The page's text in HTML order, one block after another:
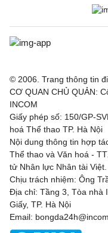
© 2006. Trang thông tin
CƠ QUAN CHỦ QUẢN:
INCOM
Giấy phép số: 150/GP-
hoá Thể thao TP. Hà Nội
Nội dung thông tin hợp
Thể thao và Văn hoá -
tử Nhân lực Nhân tài Việt.
Chịu trách nhiệm: Ông
Địa chỉ: Tầng 3, Tòa nhà
Giấy, TP. Hà Nội
Email: